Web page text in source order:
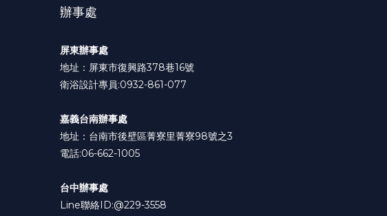
辦事處
屏東辦事處
地址：屏東市復興路378巷16號
衛浴設計專員:0932-861-077
嘉義台南辦事處
地址：台南市後壁區菁寮里菁寮98號之3
電話:06-662-1005
台中辦事處
Line聯絡ID:@229-3558